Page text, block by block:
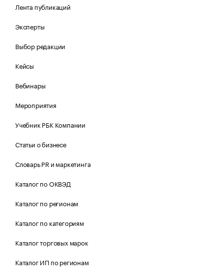
Лента публикаций
Эксперты
Выбор редакции
Кейсы
Вебинары
Мероприятия
Учебник РБК Компании
Статьи о бизнесе
Словарь PR и маркетинга
Каталог по ОКВЭД
Каталог по регионам
Каталог по категориям
Каталог торговых марок
Каталог ИП по регионам